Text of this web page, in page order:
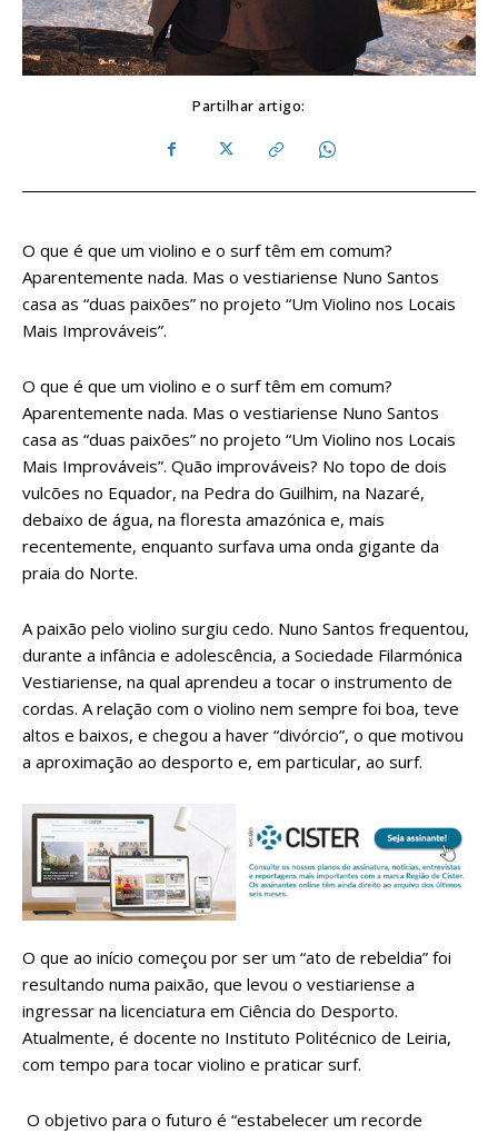
Partilhar artigo:
O que é que um violino e o surf têm em comum?
Aparentemente nada. Mas o vestiariense Nuno Santos
casa as “duas paixões” no projeto “Um Violino nos Locais
Mais Improváveis”.
O que é que um violino e o surf têm em comum?
Aparentemente nada. Mas o vestiariense Nuno Santos
casa as “duas paixões” no projeto “Um Violino nos Locais
Mais Improváveis”. Quão improváveis? No topo de dois
vulcões no Equador, na Pedra do Guilhim, na Nazaré,
debaixo de água, na floresta amazónica e, mais
recentemente, enquanto surfava uma onda gigante da
praia do Norte.
A paixão pelo violino surgiu cedo. Nuno Santos frequentou,
durante a infância e adolescência, a Sociedade Filarmónica
Vestiariense, na qual aprendeu a tocar o instrumento de
cordas. A relação com o violino nem sempre foi boa, teve
altos e baixos, e chegou a haver “divórcio”, o que motivou
a aproximação ao desporto e, em particular, ao surf.
O que ao início começou por ser um “ato de rebeldia” foi
resultando numa paixão, que levou o vestiariense a
ingressar na licenciatura em Ciência do Desporto.
Atualmente, é docente no Instituto Politécnico de Leiria,
com tempo para tocar violino e praticar surf.
O objetivo para o futuro é “estabelecer um recorde